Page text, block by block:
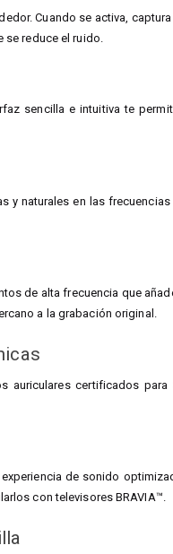
Cuando se activa,
reduce el ruido.
sencilla e intuitiva te
naturales en las
de alta frecuencia que
a la grabación original.
certificados
de sonido
con televisores BRAVIA™.